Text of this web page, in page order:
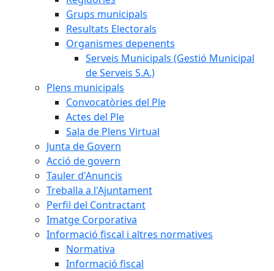
Grups municipals
Resultats Electorals
Organismes depenents
Serveis Municipals (Gestió Municipal
de Serveis S.A.)
Plens municipals
Convocatòries del Ple
Actes del Ple
Sala de Plens Virtual
Junta de Govern
Acció de govern
Tauler d'Anuncis
Treballa a l'Ajuntament
Perfil del Contractant
Imatge Corporativa
Informació fiscal i altres normatives
Normativa
Informació fiscal